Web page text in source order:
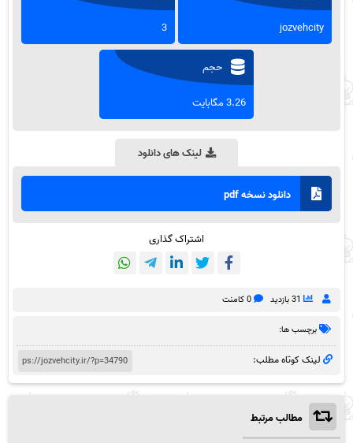
jozvehcity
3
حجم
3.26 مگابایت
لینک های دانلود
دانلود نسخه pdf
اشتراک گذاری
31 بازدید 0 کامنت
برچسب ها:
لینک کوتاه مطلب:
مطالب مرتبط